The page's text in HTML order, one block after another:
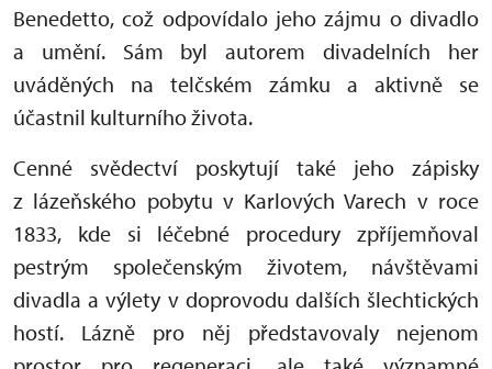
Benedetto, což odpovídalo jeho zájmu o divadlo
a umění. Sám byl autorem divadelních her
uváděných na telčském zámku a aktivně se
účastnil kulturního života.
Cenné svědectví poskytují také jeho zápisky
z lázeňského pobytu v Karlových Varech v roce
1833, kde si léčebné procedury zpříjemňoval
pestrým společenským životem, návštěvami
divadla a výlety v doprovodu dalších šlechtických
hostí. Lázně pro něj představovaly nejenom